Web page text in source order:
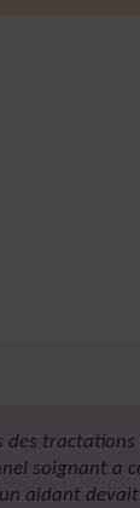
des
soignant a
aidant